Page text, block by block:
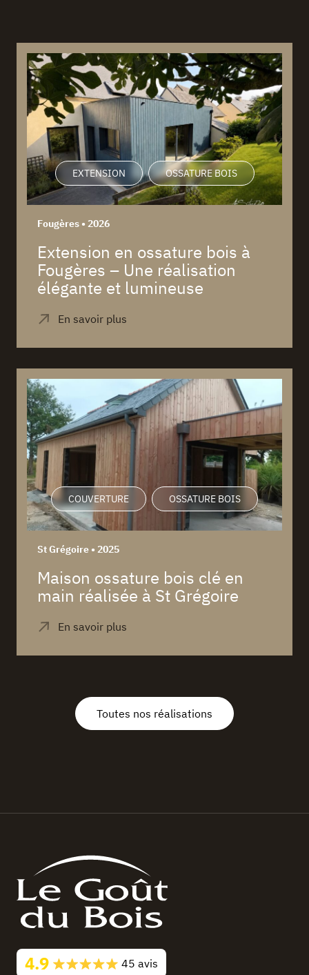
EXTENSION OSSATURE BOIS
Fougères • 2026
Extension en ossature bois à
Fougères – Une réalisation
élégante et lumineuse
COUVERTURE OSSATURE BOIS
St Grégoire • 2025
Maison ossature bois clé en
main réalisée à St Grégoire
Toutes nos réalisations
4.9 45 avis